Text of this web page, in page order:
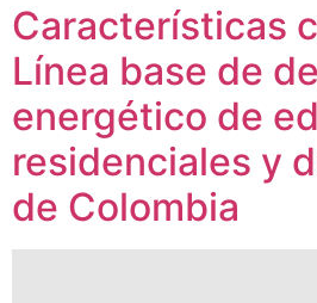
Características
Línea base de
energético de
residenciales y
de Colombia